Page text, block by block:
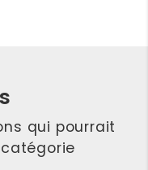
qui pourrait